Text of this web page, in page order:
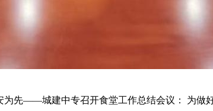
为先——城建中专召开食堂工作总结会议： 为做